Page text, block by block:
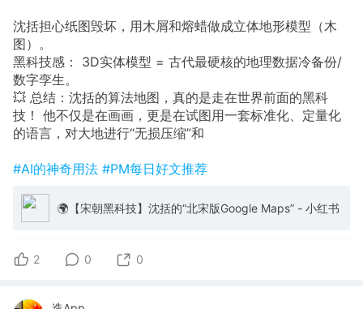
沈括担心纸图毁坏，用木屑和熔蜡做成立体地形模型（木
图）。
黑科技感： 3D实体模型 = 古代最硬核的地理数据冷备份/
数字孪生。
💥 总结：沈括的算法地图，真的是走在世界前面的黑科
技！ 他不仅是在画画，更是在试图用一套标准化、定量化
的语言，对大地进行“无损压缩”和
#AI的神奇用法 #PM每日好文推荐
🌍【宋朝黑科技】沈括的“北宋版Google Maps” - 小红书
2 0 0